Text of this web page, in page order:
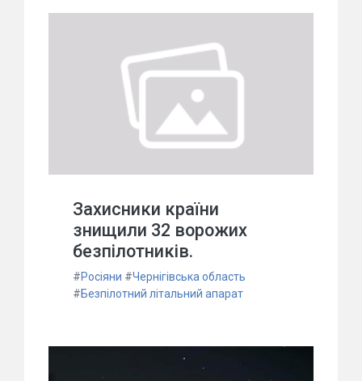
Захисники країни
знищили 32 ворожих
безпілотників.
#Росіяни #Чернігівська область
#Безпілотний літальний апарат